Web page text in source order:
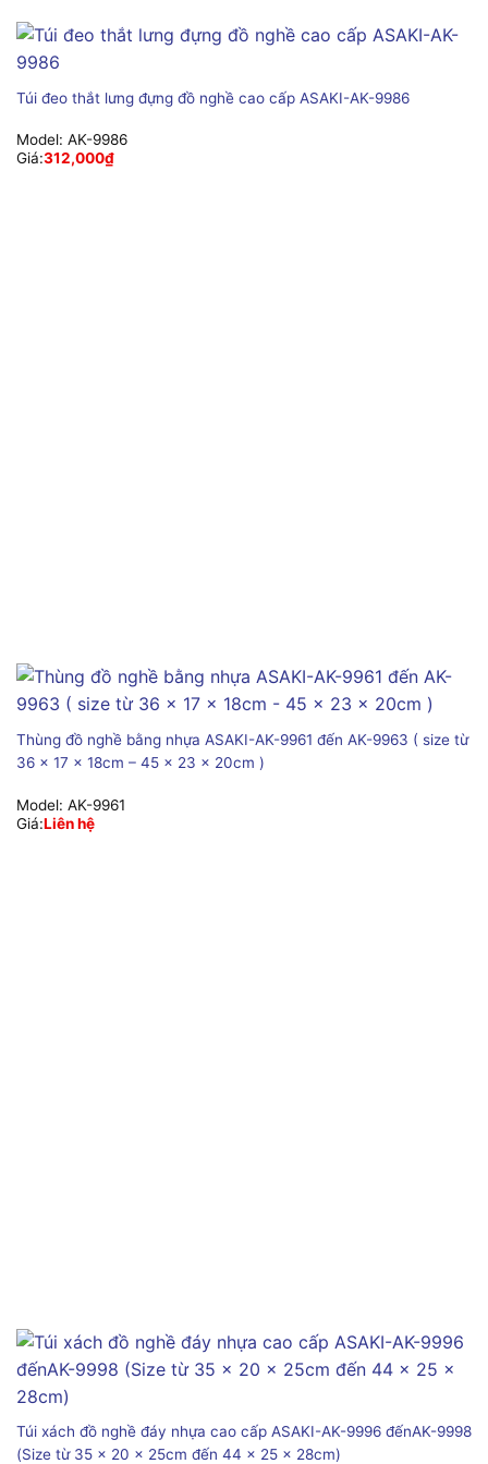
Túi đeo thắt lưng đựng đồ nghề cao cấp ASAKI-AK-9986
Model: AK-9986
Giá:312,000₫
Thùng đồ nghề bằng nhựa ASAKI-AK-9961 đến AK-9963 ( size từ
36 x 17 x 18cm – 45 x 23 x 20cm )
Model: AK-9961
Giá:Liên hệ
Túi xách đồ nghề đáy nhựa cao cấp ASAKI-AK-9996 đếnAK-9998
(Size từ 35 x 20 x 25cm đến 44 x 25 x 28cm)